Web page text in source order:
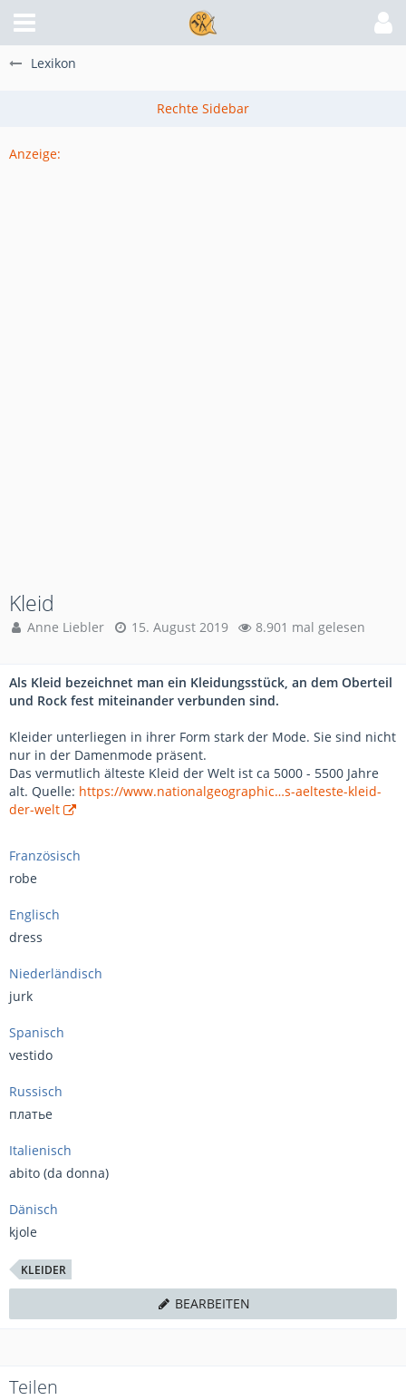
Lexikon
Anzeige:
Kleid
Anne Liebler 15. August 2019 8.901 mal gelesen
Als Kleid bezeichnet man ein Kleidungsstück, an dem Oberteil
und Rock fest miteinander verbunden sind.
Kleider unterliegen in ihrer Form stark der Mode. Sie sind nicht
nur in der Damenmode präsent.
Das vermutlich älteste Kleid der Welt ist ca 5000 - 5500 Jahre
alt. Quelle: https://www.nationalgeographic…s-aelteste-kleid-
der-welt
Französisch
robe
Englisch
dress
Niederländisch
jurk
Spanisch
vestido
Russisch
платье
Italienisch
abito (da donna)
Dänisch
kjole
KLEIDER
BEARBEITEN
Teilen